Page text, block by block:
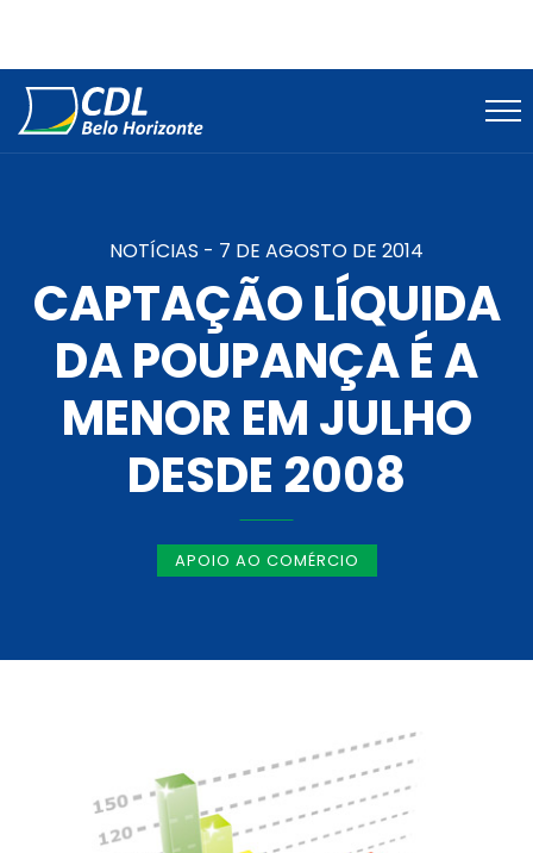
NOTÍCIAS - 7 DE AGOSTO DE 2014
CAPTAÇÃO LÍQUIDA
DA POUPANÇA É A
MENOR EM JULHO
DESDE 2008
APOIO AO COMÉRCIO